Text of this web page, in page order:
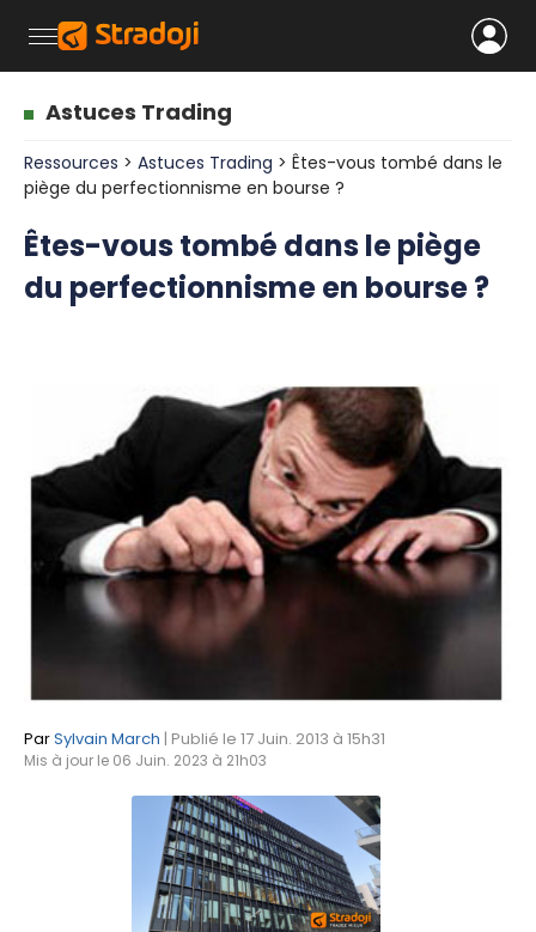
Astuces Trading
Ressources > Astuces Trading > Êtes-vous tombé dans le
piège du perfectionnisme en bourse ?
Êtes-vous tombé dans le piège
du perfectionnisme en bourse ?
ParSylvain March | Publié le 17 Juin. 2013 à 15h31
Mis à jour le 06 Juin. 2023 à 21h03